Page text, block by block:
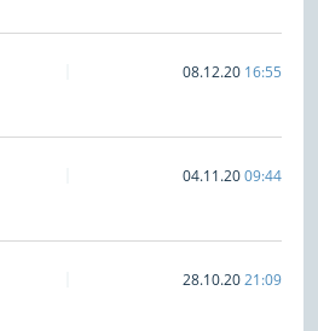
08.12.20 16:55
04.11.2009:44
28.10.2021:09